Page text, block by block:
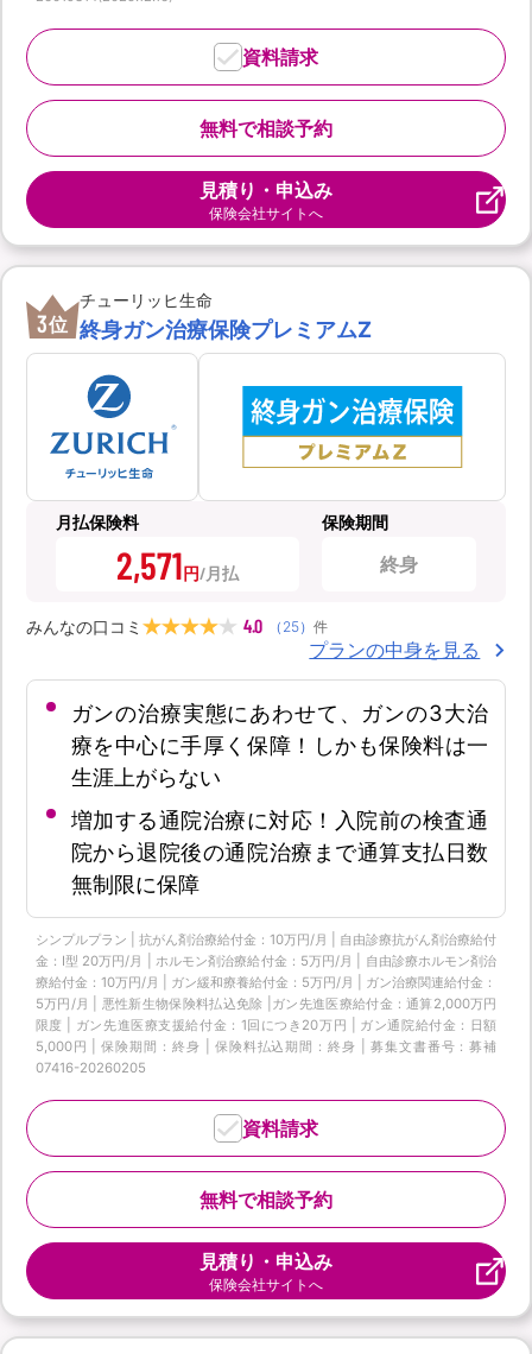
無料で相談予約
資料請求
見積り・申込み
保険会社サイトへ
3位
チューリッヒ生命
終身ガン治療保険プレミアムZ
月払保険料
2,571円
保険期間
終身
みんなの口コミ 4.0 （ 25） 件
プランの中身を見る
ガンの治療実態にあわせて、ガンの3大治
療を中心に手厚く保障！しかも保険料は一
生涯上がらない
増加する通院治療に対応！入院前の検査通
院から退院後の通院治療まで通算支払日数
無制限に保障
シンプルプラン | 抗がん剤治療給付金：10万円/月 | 自由診療抗がん剤治療給付
金：Ⅰ型 20万円/月 | ホルモン剤治療給付金：5万円/月 | 自由診療ホルモン剤治
療給付金：10万円/月 | ガン緩和療養給付金：5万円/月 | ガン治療関連給付金：
5万円/月 | 悪性新生物保険料払込免除 |ガン先進医療給付金：通算2,000万円
限度 | ガン先進医療支援給付金：1回につき20万円 | ガン通院給付金：日額
5,000円 | 保険期間：終身 | 保険料払込期間：終身 | 募集文書番号：募補
07416-20260205
無料で相談予約
資料請求
見積り・申込み
保険会社サイトへ